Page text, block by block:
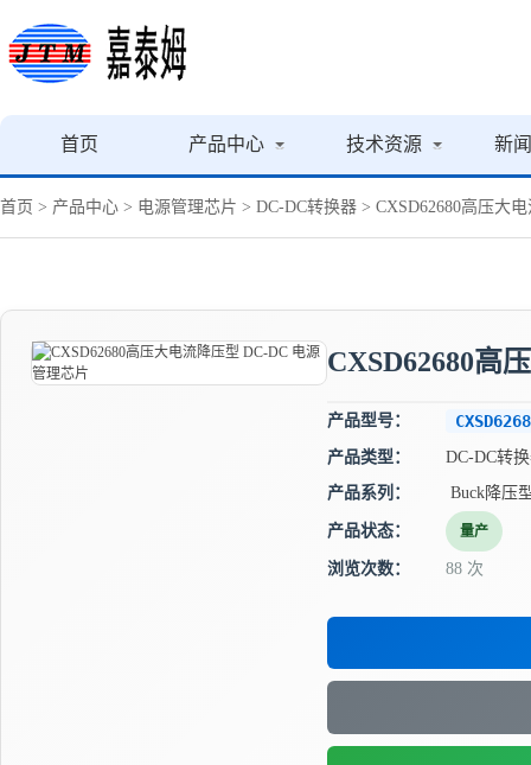
首页 产品中心 技术资源 新
首页 > 产品中心 > 电源管理芯片 > DC-DC转换器 > CXSD62680高压大
CXSD62680高
产品型号：
产品类型：
DC-DC转
产品系列：
Buck降压
产品状态： 量产
浏览次数： 88 次